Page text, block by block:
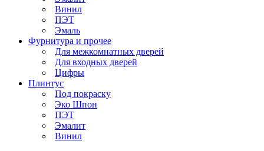
Винил
ПЭТ
Эмаль
Фурнитура и прочее
Для межкомнатных дверей
Для входных дверей
Цифры
Плинтус
Под покраску
Эко Шпон
ПЭТ
Эмалит
Винил